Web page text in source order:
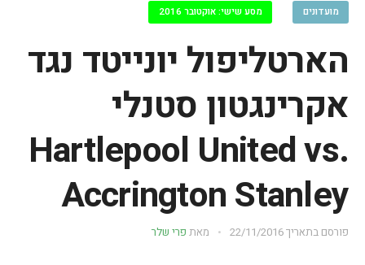
מועדונים מסע שישי: אוקטובר 2016
הארטליפול יונייטד נגד
אקרינגטון סטנלי
Hartlepool United vs.
Accrington Stanley
פורסם בתאריך22/11/2016 מאת פרי שלר